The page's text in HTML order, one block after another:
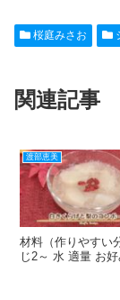
c
e
o
k
桜庭みさお
関連記事
渡部恵美
材料（作りやすい
じ2～ 水 適量 お